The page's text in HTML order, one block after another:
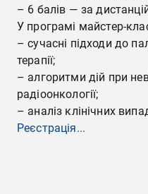
– 6 балів — за
У програмі майстер-
– сучасні підходи до
терапії;
– алгоритми дій при
радіоонкології;
– аналіз клінічних
Реєстрація...